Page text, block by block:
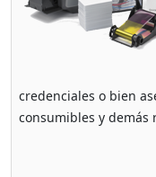
credenciales o bien
consumibles y demás